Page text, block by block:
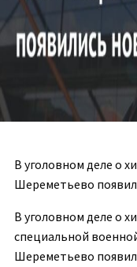
В уголовном деле о
Шереметьево
В уголовном деле о
специальной
Шереметьево